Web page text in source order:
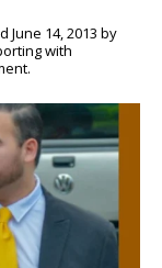
June 14, 2013 by
with